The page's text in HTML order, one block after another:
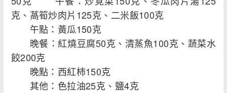
克、萵筍炒肉片125克、二米飯100克
午點：黃瓜150克
晚餐：紅燒豆腐50克、清蒸魚100克、蔬菜水
餃200克
晚點：西紅柿150克
其他：色拉油25克、鹽4克